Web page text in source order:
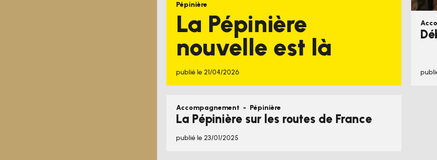
Pépinière
La Pépinière
nouvelle est là
publié le 21/04/2026
Accompagnement - Pépinière
La Pépinière sur les routes de France
publié le 23/01/2025